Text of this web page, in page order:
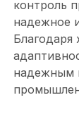
контроль
надежное
Благодаря
надежным